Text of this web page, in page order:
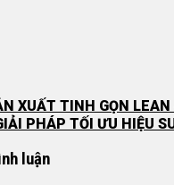
XUẤT TINH GỌN LEAN
PHÁP TỐI ƯU HIỆU
luận